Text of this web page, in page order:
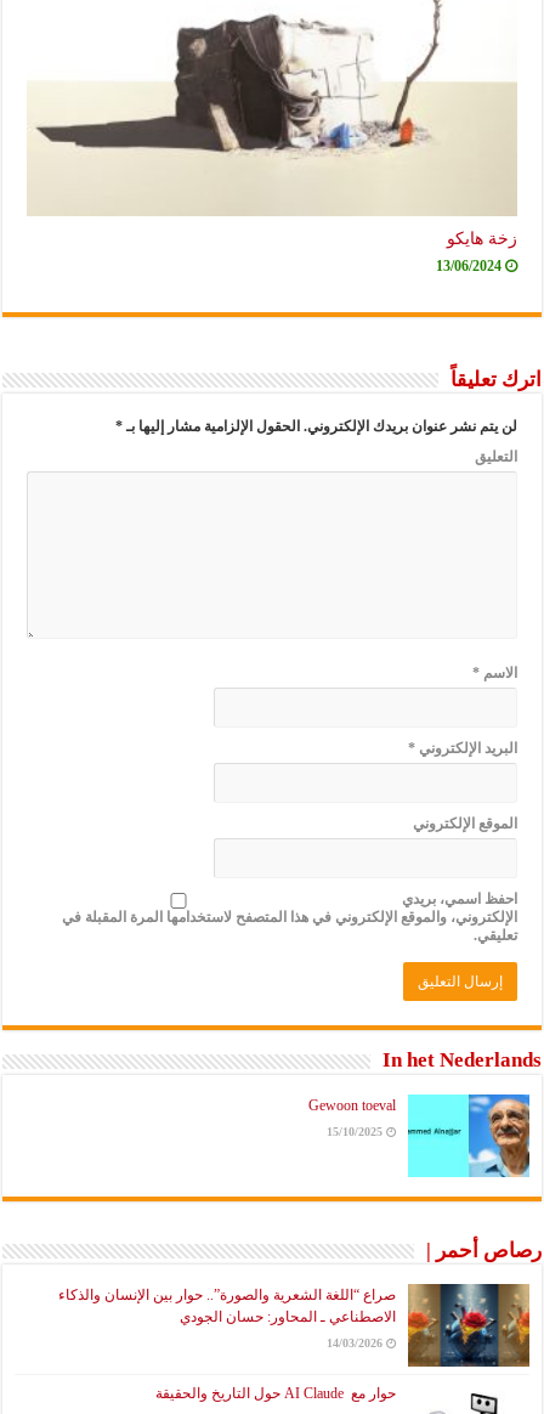
زخة هايكو
13/06/2024
اترك تعليقاً
لن يتم نشر عنوان بريدك الإلكتروني. الحقول الإلزامية مشار إليها بـ*
التعليق
الاسم*
البريد الإلكتروني*
الموقع الإلكتروني
احفظ اسمي، بريدي
الإلكتروني، والموقع الإلكتروني في هذا المتصفح لاستخدامها المرة المقبلة في
تعليقي.
In het Nederlands
Gewoon toeval
15/10/2025
رصاص أحمر |
صراع “اللغة الشعرية والصورة”.. حوار بين الإنسان والذكاء
الاصطناعي ـ المحاور: حسان الجودي
14/03/2026
حوار مع AI Claude حول التاريخ والحقيقة